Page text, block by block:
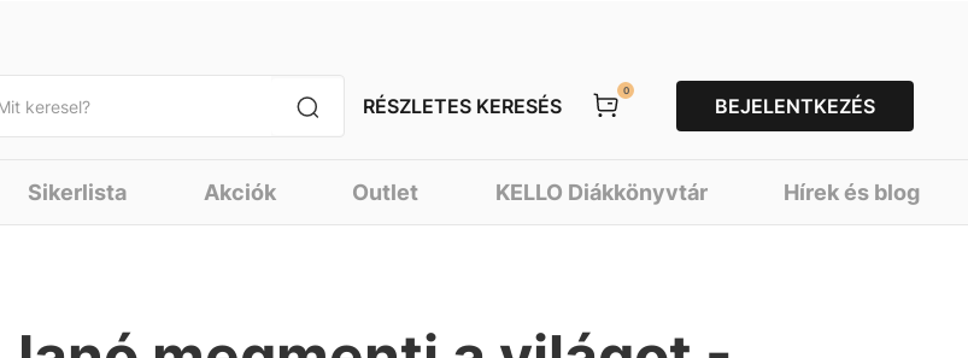
RÉSZLETES KERESÉS
0
BEJELENTKEZÉS
Sikerlista Akciók Outlet KELLO Diákkönyvtár Hírek és blog